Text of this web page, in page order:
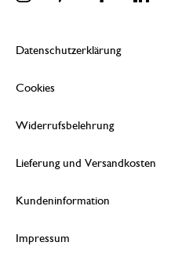
Datenschutzerklärung
Cookies
Widerrufsbelehrung
Lieferung und Versandkosten
Kundeninformation
Impressum